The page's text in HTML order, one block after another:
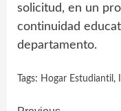
solicitud, en un
continuidad
departamento.
Tags: Hogar Estudiantil ,